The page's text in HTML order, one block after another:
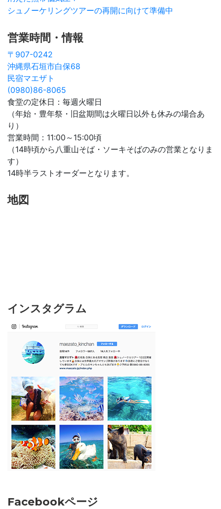
シュノーケリングツアーの再開に向けて準備中
営業時間・情報
〒907-0242
沖縄県石垣市白保68
民宿マエザト
(0980)86-8065
食堂の定休日：毎週火曜日
（年始・豊年祭・旧盆期間は火曜日以外も休みの場合あ
り）
営業時間：11:00～15:00頃
（14時頃から八重山そば・ソーキそばのみの営業となりま
す）
14時半ラストオーダーとなります。
地図
インスタグラム
Facebookページ